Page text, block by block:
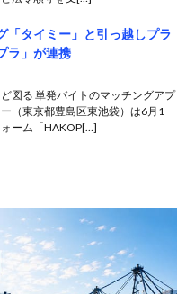
「タイミー」と引っ越しプラ
ラ」が連携
図る 単発バイトのマッチングアプ
（東京都豊島区東池袋）は6月1
ーム「HAKOP[…]